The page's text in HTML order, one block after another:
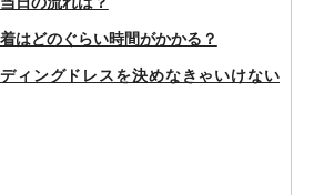
はどのぐらい時間がかかる？
ィングドレスを決めなきゃいけない